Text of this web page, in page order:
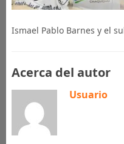
Ismael Pablo Barnes y el
Acerca del autor
Usuario